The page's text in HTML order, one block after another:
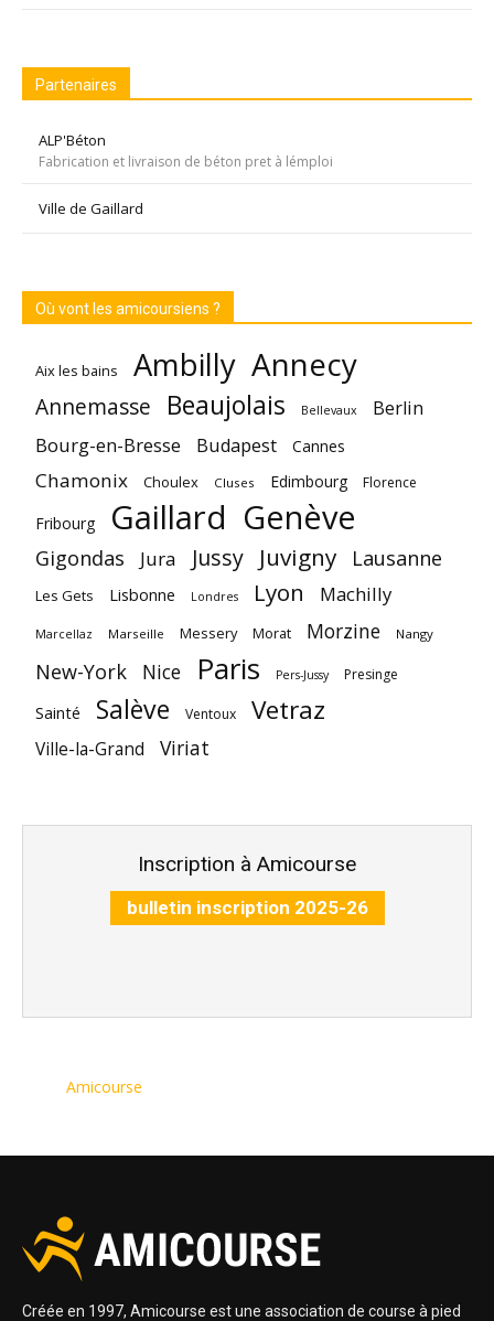
Partenaires
ALP'Béton
Fabrication et livraison de béton pret à lémploi
Ville de Gaillard
Où vont les amicoursiens ?
Aix les bains Ambilly Annecy
Annemasse Beaujolais Bellevaux Berlin
Bourg-en-Bresse Budapest Cannes
Chamonix Choulex Cluses Edimbourg Florence
Fribourg Gaillard Genève
Gigondas Jura Jussy Juvigny Lausanne
Les Gets Lisbonne Londres Lyon Machilly
Marcellaz Marseille Messery Morat Morzine Nangy
New-York Nice Paris Pers-Jussy Presinge
Sainté Salève Ventoux Vetraz
Ville-la-Grand Viriat
Inscription à Amicourse
bulletin inscription 2025-26
Amicourse
Créée en 1997, Amicourse est une association de course à pied